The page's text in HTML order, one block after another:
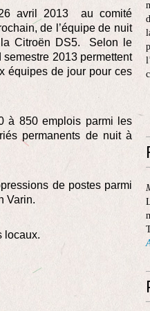
avril 2013 au comité
de l’équipe de nuit
Citroën DS5. Selon le
2013 permettent
équipes de jour pour ces
à 850 emplois parmi les
permanents de nuit à
de postes parmi
Varin.
locaux.